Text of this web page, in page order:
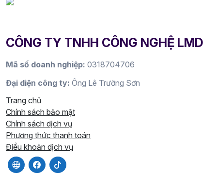
CÔNG TY TNHH CÔNG NGHỆ LMD
Mã số doanh nghiệp: 0318704706
Đại diện công ty: Ông Lê Trường Sơn
Trang chủ
Chính sách bảo mật
Chính sách dịch vụ
Phương thức thanh toán
Điều khoản dịch vụ